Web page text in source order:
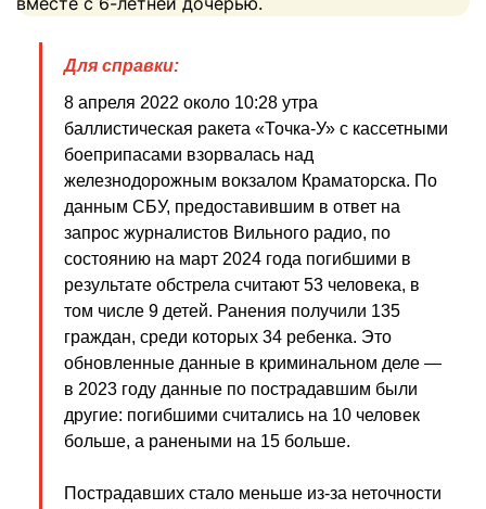
Для справки:
8 апреля 2022 около 10:28 утра
баллистическая ракета «Точка-У» с кассетными
боеприпасами взорвалась над
железнодорожным вокзалом Краматорска. По
данным СБУ, предоставившим в ответ на
запрос журналистов Вильного радио, по
состоянию на март 2024 года погибшими в
результате обстрела считают 53 человека, в
том числе 9 детей. Ранения получили 135
граждан, среди которых 34 ребенка. Это
обновленные данные в криминальном деле —
в 2023 году данные по пострадавшим были
другие: погибшими считались на 10 человек
больше, а ранеными на 15 больше.
Пострадавших стало меньше из-за неточности